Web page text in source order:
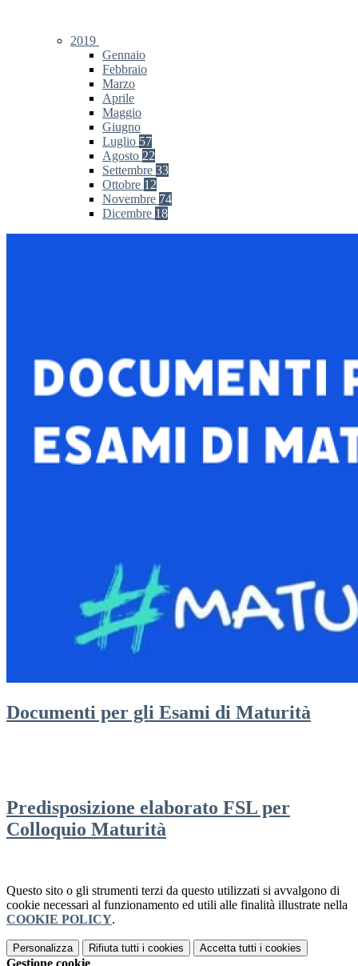
2019
Gennaio
Febbraio
Marzo
Aprile
Maggio
Giugno
Luglio 57
Agosto 22
Settembre 33
Ottobre 12
Novembre 74
Dicembre 18
Documenti per gli Esami di Maturità
Predisposizione elaborato FSL per
Colloquio Maturità
Questo sito o gli strumenti terzi da questo utilizzati si avvalgono di
cookie necessari al funzionamento ed utili alle finalità illustrate nella
COOKIE POLICY.
Personalizza Rifiuta tutti i cookies Accetta tutti i cookies
Gestione cookie